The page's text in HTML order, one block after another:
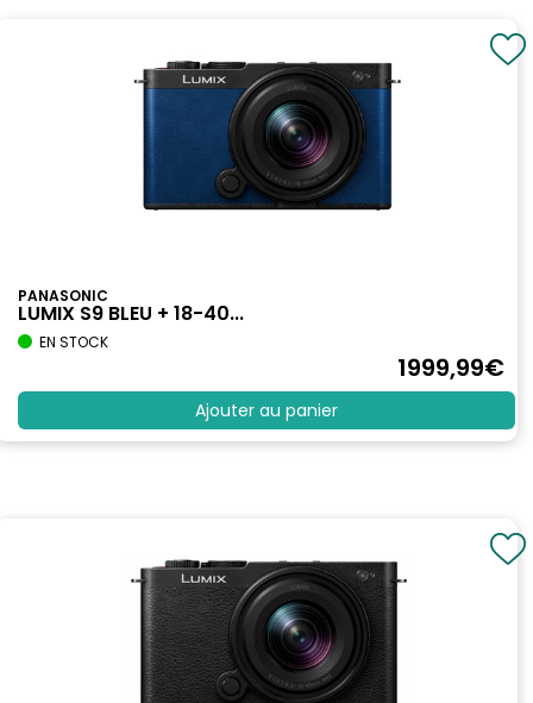
PANASONIC
LUMIX S9 BLEU + 18-40...
EN STOCK
1999,99€
Ajouter au panier